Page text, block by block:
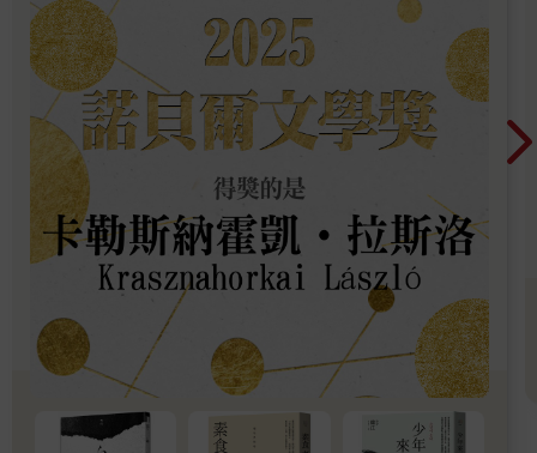
「或許喔。」前提是那位大叔說的是真的。「又或者單純是有毒
的魚。」
我停下腳步。前方幾步的地方，地面突然下陷。我抓住旁邊的樹
枝支撐，小心翼翼地探出身體查看。前方地面下陷約兩公尺，就
像一座小斷崖，樹林中只有那一帶呈缽狀凹陷。
沿著相當於缽緣的部分走去，斷崖有一部分崩坍，形成可供人上
下的緩坡。似乎是來到這裡的人都走一樣的路線下去，才把那塊
地方踩成了緩坡，整體被腳印踩得相當紮實。
「在這下面？」
小金問，我點點頭。
「當心腳步。」
我接過小金拿來當拐杖的樹枝，插在斜坡上，小心翼翼地走下
去。
聽說只要靠近這塊窪地，周圍就會突然陷入黑暗，或樹林裡有奇
妙的人影忽隱忽現。不過來到這裡的路上，並沒有發生任何奇異
的現象。
突然變暗，是因為這裡相對於山坡，呈現ㄈ字形凹陷，陽光被遮